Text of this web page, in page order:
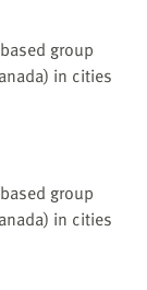
group
in cities
group
in cities